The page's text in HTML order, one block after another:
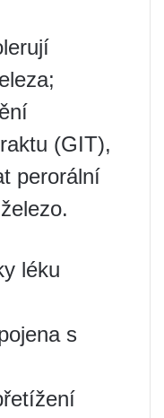
(GIT),
perorální
léku
s